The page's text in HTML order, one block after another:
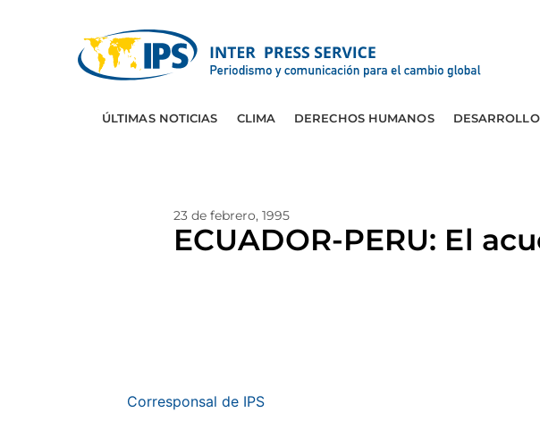
ÚLTIMAS NOTICIAS CLIMA DERECHOS HUMANOS
23 de febrero, 1995
ECUADOR-PERU: El
Corresponsal de IPS